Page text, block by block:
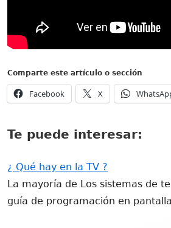
Comparte este artículo o sección
Facebook
Abrir
en
ventana
X
Abrir
en
ventana
Te puede interesar:
¿ Qué hay en la TV ?
La mayoría de Los sistemas de
guía de programación en